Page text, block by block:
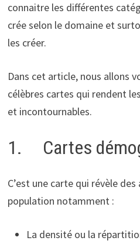
connaitre les différentes
crée selon le domaine et
les créer.
Dans cet article, nous allons
célèbres cartes qui rendent
et incontournables.
1. Cartes
C’est une carte qui révèle
population notamment :
La densité ou la